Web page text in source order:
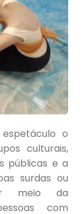
o
culturais,
públicas e a
surdas ou
meio da
com